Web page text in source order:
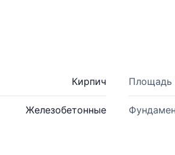
Кирпич Площадь
Железобетонные